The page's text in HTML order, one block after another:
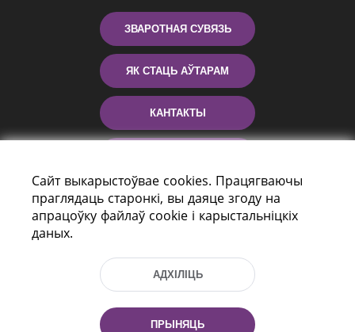
ЗВАРОТНАЯ СУВЯЗЬ
ЯК СТАЦЬ АЎТАРАМ
КАНТАКТЫ
праспект Незалежнасці 116
г. Мiнск, Рэспубліка Беларусь, 220114
Сайт выкарыстоўвае cookies. Працягваючы
праглядаць старонкі, вы даяце згоду на
апрацоўку файлаў cookie і карыстальніцкіх
даных.
АДХІЛІЦЬ
ПРЫНЯЦЬ